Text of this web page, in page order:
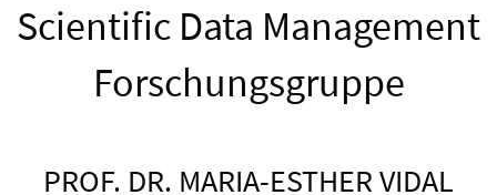
Scientific Data Management
Forschungsgruppe
PROF. DR. MARIA-ESTHER VIDAL